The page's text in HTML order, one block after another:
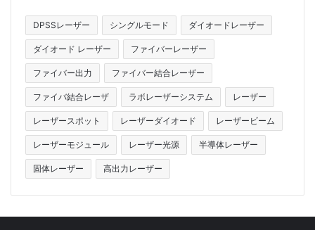
DPSSレーザー シングルモード ダイオードレーザー
ダイオード レーザー ファイバーレーザー
ファイバー出力 ファイバー結合レーザー
ファイバ結合レーザ ラボレーザーシステム レーザー
レーザースポット レーザーダイオード レーザービーム
レーザーモジュール レーザー光源 半導体レーザー
固体レーザー 高出力レーザー